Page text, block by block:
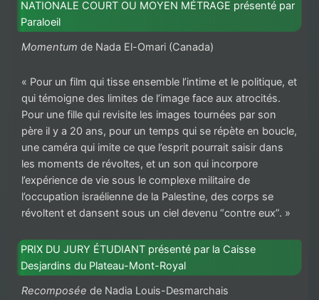
NATIONALE COURT OU MOYEN MÉTRAGE présenté par
Paraloeil
Momentum de Nada El-Omari (Canada)
« Pour un film qui tisse ensemble l’intime et le politique, et
qui témoigne des limites de l’image face aux atrocités.
Pour une fille qui revisite les images tournées par son
père il y a 20 ans, pour un temps qui se répète en boucle,
une caméra qui imite ce que l’esprit pourrait saisir dans
les moments de révoltes, et un son qui incorpore
l’expérience de vie sous le complexe militaire de
l’occupation israélienne de la Palestine, des corps se
révoltent et dansent sous un ciel devenu “contre eux”. »
PRIX DU JURY ÉTUDIANT présenté par la Caisse
Desjardins du Plateau-Mont-Royal
Recomposée de Nadia Louis-Desmarchais